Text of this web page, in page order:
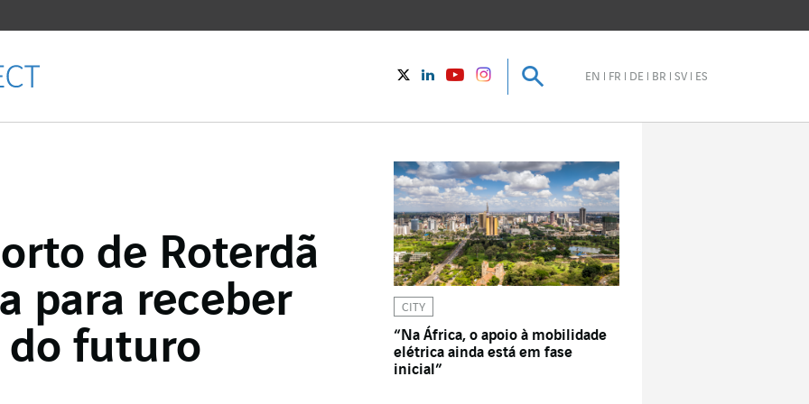
TwitterLinkedInYoutubeinstagram Pesquisar
EN FR DE BR SV ES
Pesquisar
de Roterdã
para receber
do futuro
CITY
“Na África, o apoio à mobilidade
elétrica ainda está em fase
inicial”